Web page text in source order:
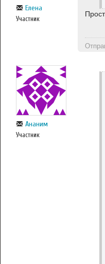
Елена
Участник
Ананим
Участник